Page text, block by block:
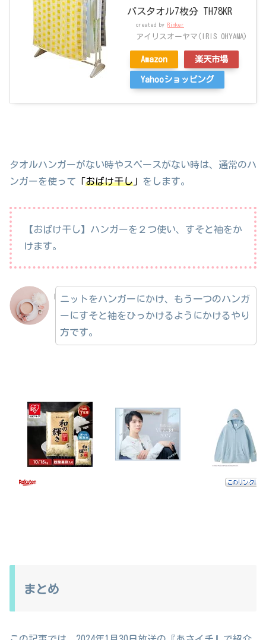
バスタオル7枚分 TH78KR
created by Rinker
アイリスオーヤマ(IRIS OHYAMA)
Amazon 楽天市場
Yahooショッピング
タオルハンガーがない時やスペースがない時は、通常のハ
ンガーを使って 「おばけ干し 」 をします。
【おばけ干し】ハンガーを２つ使い、すそと袖をか
けます。
ニットをハンガーにかけ、もう一つのハンガ
ーにすそと袖をひっかけるようにかけるやり
方です。
まとめ